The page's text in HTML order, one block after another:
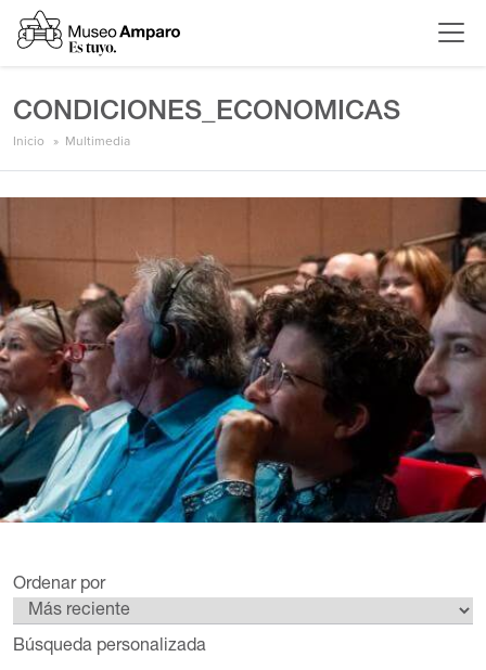
CONDICIONES_ECONOMICAS
Inicio Multimedia
Ordenar por
Búsqueda personalizada